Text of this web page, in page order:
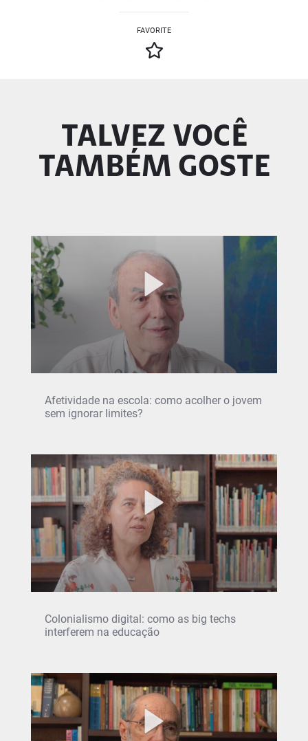
FAVORITE
TALVEZ VOCÊ
TAMBÉM GOSTE
Afetividade na escola: como acolher o jovem
sem ignorar limites?
Colonialismo digital: como as big techs
interferem na educação